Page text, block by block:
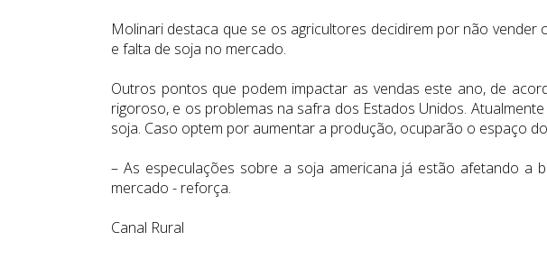
Molinari destaca que se os agricultores decidirem por não
e falta de soja no mercado.
Outros pontos que podem impactar as vendas este ano, de
rigoroso, e os problemas na safra dos Estados Unidos.
soja. Caso optem por aumentar a produção, ocuparão o espaço
– As especulações sobre a soja americana já estão afetando a
mercado - reforça.
Canal Rural